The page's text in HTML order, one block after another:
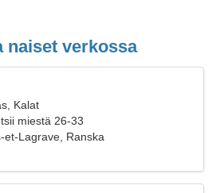
naiset verkossa
Kalat
miestä 26-33
et-Lagrave, Ranska